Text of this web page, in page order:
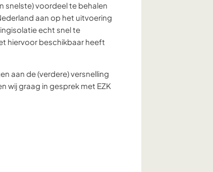
snelste) voordeel te behalen
aan op het uitvoering
echt snel te
hiervoor beschikbaar heeft
aan de (verdere) versnelling
wij graag in gesprek met EZK